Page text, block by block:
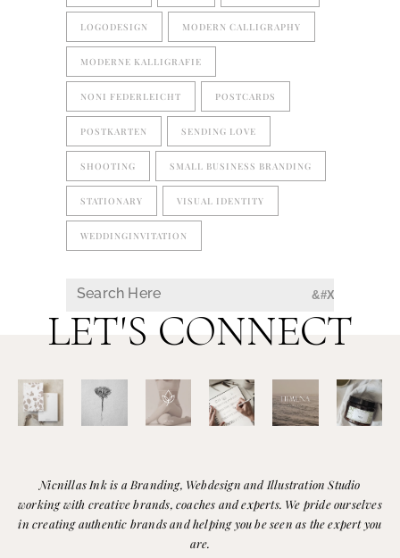
LOGODESIGN MODERN CALLIGRAPHY
MODERNE KALLIGRAFIE
NONI FEDERLEICHT POSTCARDS
POSTKARTEN SENDING LOVE
SHOOTING SMALL BUSINESS BRANDING
STATIONARY VISUAL IDENTITY
WEDDINGINVITATION
LET'S CONNECT
Nicnillas Ink is a Branding, Webdesign and Illustration Studio
working with creative brands, coaches and experts. We pride ourselves
in creating authentic brands and helping you be seen as the expert you
are.